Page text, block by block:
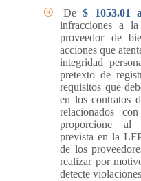
® De$ 1053.01 a
infracciones a
proveedor de
acciones que
integridad
pretexto de
requisitos que
en los contratos
relacionados
proporcione al
prevista en la
de los
realizar por
detecte